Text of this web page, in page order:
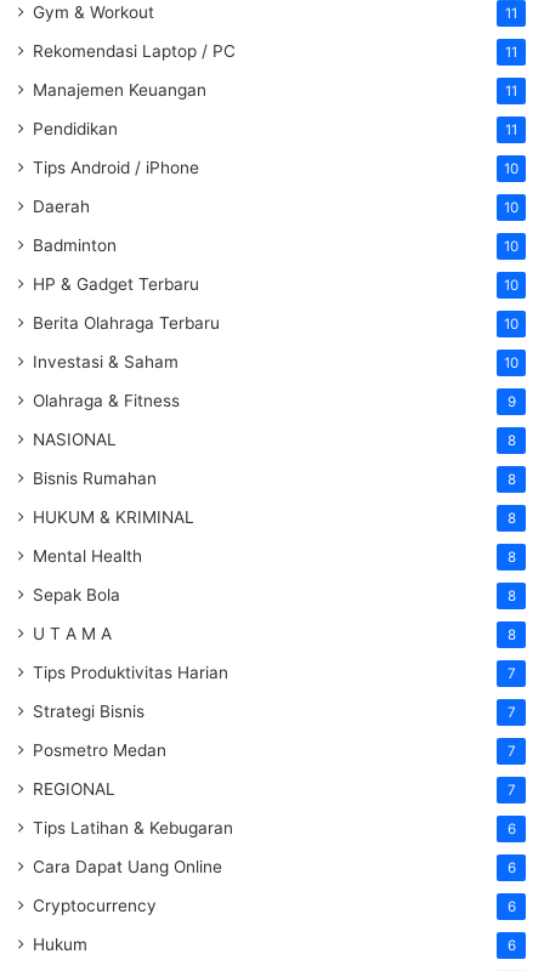
Gym & Workout 11
Rekomendasi Laptop / PC 11
Manajemen Keuangan 11
Pendidikan 11
Tips Android / iPhone 10
Daerah 10
Badminton 10
HP & Gadget Terbaru 10
Berita Olahraga Terbaru 10
Investasi & Saham 10
Olahraga & Fitness 9
NASIONAL 8
Bisnis Rumahan 8
HUKUM & KRIMINAL 8
Mental Health 8
Sepak Bola 8
U T A M A 8
Tips Produktivitas Harian 7
Strategi Bisnis 7
Posmetro Medan 7
REGIONAL 7
Tips Latihan & Kebugaran 6
Cara Dapat Uang Online 6
Cryptocurrency 6
Hukum 6